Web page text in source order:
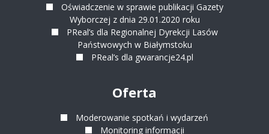
Oświadczenie w sprawie publikacji Gazety
Wyborczej z dnia 29.01.2020 roku
PReal’s dla Regionalnej Dyrekcji Lasów
Państwowych w Białymstoku
PReal’s dla gwarancje24.pl
Oferta
Moderowanie spotkań i wydarzeń
Monitoring informacji